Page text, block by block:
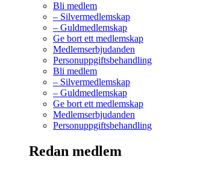
Bli medlem
– Silvermedlemskap
– Guldmedlemskap
Ge bort ett medlemskap
Medlemserbjudanden
Personuppgiftsbehandling
Bli medlem
– Silvermedlemskap
– Guldmedlemskap
Ge bort ett medlemskap
Medlemserbjudanden
Personuppgiftsbehandling
Redan medlem